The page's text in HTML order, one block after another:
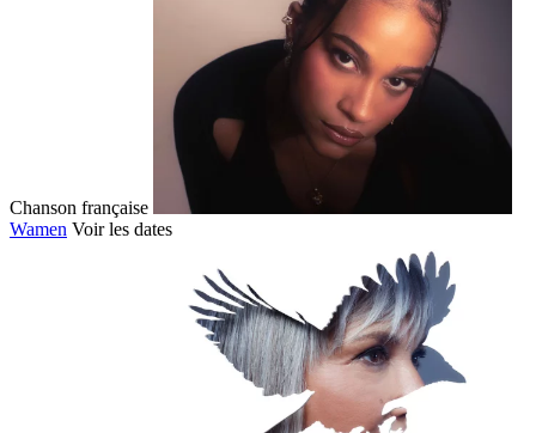
Chanson française
Wamen Voir les dates